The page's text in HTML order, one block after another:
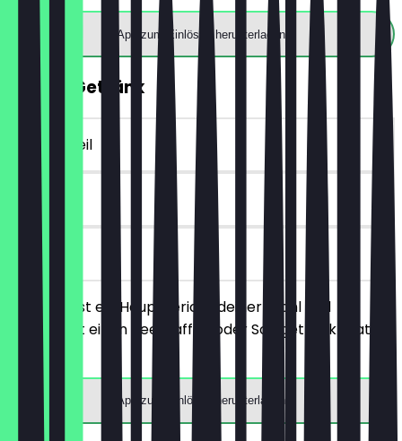
App zum Einlösen herunterladen
GRATIS Getränk
~€ 4 Vorteil
6 Tage
vor Ort
Du bestellst ein Hauptgericht deiner Wahl und
bekommst einen Tee, Kaffee oder Softgetränk gratis
App zum Einlösen herunterladen